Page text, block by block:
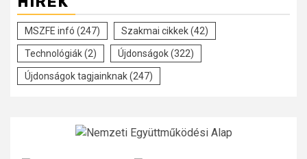
MSZFE infó (247) Szakmai cikkek(42)
Technológiák(2) Újdonságok(322)
Újdonságok tagjainknak(247)